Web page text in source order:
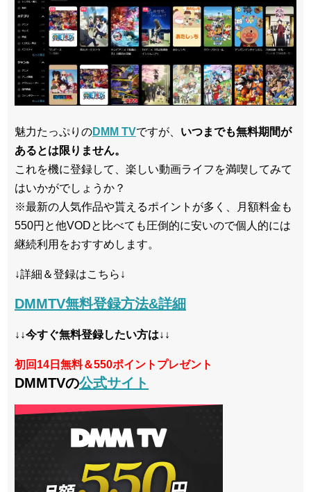
魅力たっぷりのDMM TVですが、 いつまでも無料期間が
あるとは限りません。
これを機に登録して、楽しい動画ライフを満喫してみて
はいかがでしょうか？
※最新の人気作品や貰えるポイントが多く、月額料金も
550円と他VODと比べても圧倒的に安いので個人的には
継続利用をおすすめします。
↓詳細＆登録はこちら↓
DMMTV無料登録方法&詳細
↓↓今すぐ無料登録したい方は↓↓
初回14日無料＆550ポイントプレゼント
DMMTVの公式サイト